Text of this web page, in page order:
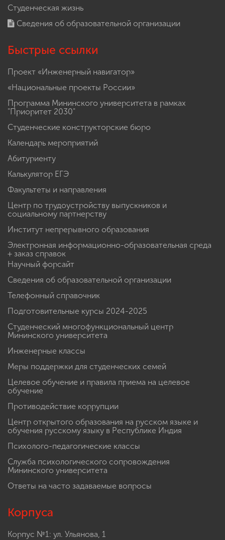
Студенческая жизнь
Сведения об образовательной организации
Быстрые ссылки
Проект «Инженерный навигатор»
«Национальные проекты России»
Программа Мининского университета в рамках
"Приоритет 2030"
Студенческие конструкторские бюро
Календарь мероприятий
Абитуриенту
Калькулятор ЕГЭ
Факультеты и направления
Центр по трудоустройству выпускников и
социальному партнерству
Институт непрерывного образования
Электронная информационно-образовательная среда
+ заказ справок
Научный форсайт
Сведения об образовательной организации
Телефонный справочник
Подготовительные курсы 2024-2025
Студенческий многофункциональный центр
Мининского университета
Инженерные классы
Меры поддержки для студенческих семей
Целевое обучение и правила приема на целевое
обучение
Противодействие коррупции
Центр открытого образования на русском языке и
обучения русскому языку в Республике Индия
Психолого-педагогические классы
Служба психологического сопровождения
Мининского университета
Ответы на часто задаваемые вопросы
Корпуса
Корпус №1: ул. Ульянова, 1